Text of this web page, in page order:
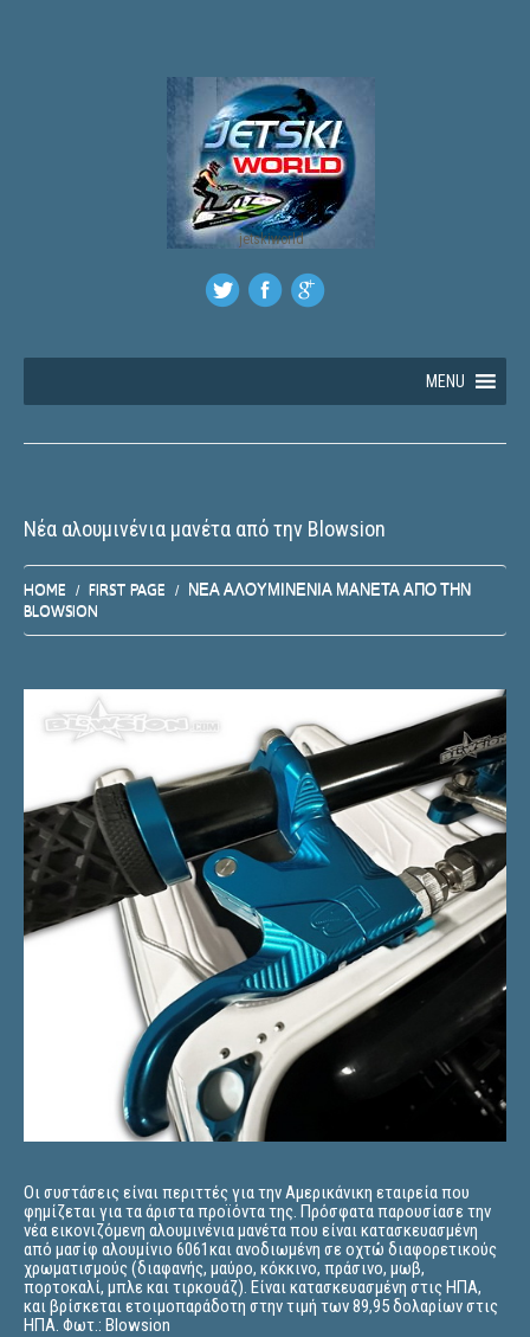
jetskiworld
MENU
Νέα αλουμινένια μανέτα από την Blowsion
HOME FIRST PAGE
ΝΈΑ ΑΛΟΥΜΙΝΈΝΙΑ ΜΑΝΈΤΑ ΑΠΌ ΤΗΝ
BLOWSION
Οι συστάσεις είναι περιττές για την Αμερικάνικη εταιρεία που
φημίζεται για τα άριστα προϊόντα της. Πρόσφατα παρουσίασε την
νέα εικονιζόμενη αλουμινένια μανέτα που είναι κατασκευασμένη
από μασίφ αλουμίνιο 6061και ανοδιωμένη σε οχτώ διαφορετικούς
χρωματισμούς (διαφανής, μαύρο, κόκκινο, πράσινο, μωβ,
πορτοκαλί, μπλε και τιρκουάζ). Είναι κατασκευασμένη στις ΗΠΑ,
και βρίσκεται ετοιμοπαράδοτη στην τιμή των 89,95 δολαρίων στις
ΗΠΑ. Φωτ.: Blowsion